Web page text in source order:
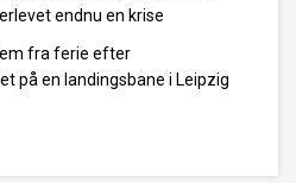
endnu en krise
fra ferie efter
på en landingsbane i Leipzig